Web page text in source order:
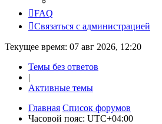
FAQ
Связаться с администрацией
Текущее время: 07 авг 2026, 12:20
Темы без ответов
|
Активные темы
Главная Список форумов
Часовой пояс: UTC+04:00